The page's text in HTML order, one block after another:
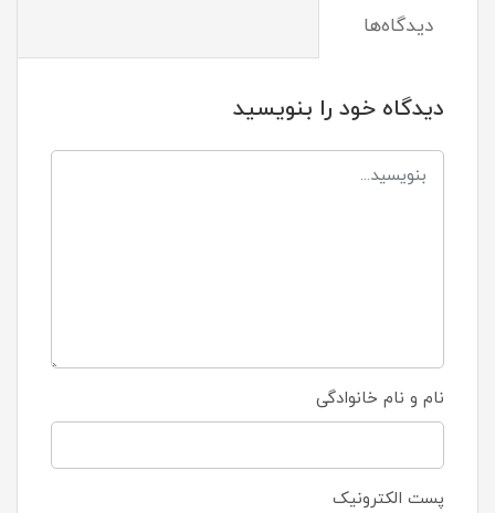
دیدگاه‌ها
دیدگاه خود را بنویسید
نام و نام خانوادگی
پست الکترونیک